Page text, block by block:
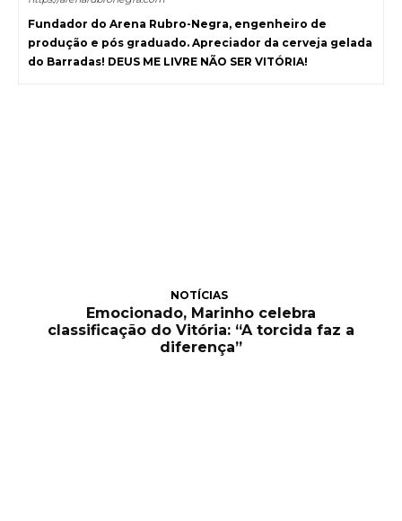
Fundador do Arena Rubro-Negra, engenheiro de
produção e pós graduado. Apreciador da cerveja gelada
do Barradas! DEUS ME LIVRE NÃO SER VITÓRIA!
NOTÍCIAS
Emocionado, Marinho celebra
classificação do Vitória: “A torcida faz a
diferença”